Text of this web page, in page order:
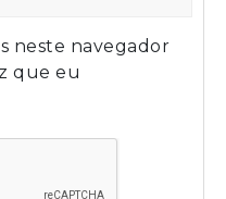
neste navegador
que eu